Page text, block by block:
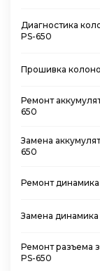
Диагностика
PS-650
Прошивка
Ремонт
650
Замена
650
Ремонт динамика
Замена динамика
Ремонт разъема
PS-650